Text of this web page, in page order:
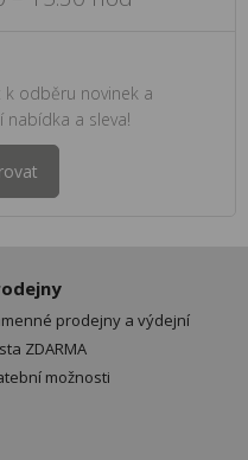
odběru novinek a
nabídka a sleva!
prodejny a výdejní
ZDARMA
možnosti